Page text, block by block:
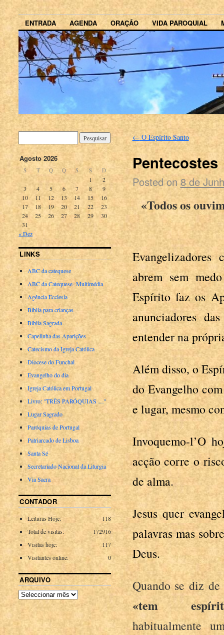
ENTRADA AGENDA ORAÇÃO VIDA PAROQUIAL
←O Espírito Santo
Pentecostes
Posted on 8 de
«Todos os
abrem sem
Espírito faz os
anunciadores
entender na
Além disso, o
do Evangelho
e lugar, mesmo
Invoquemo-l’O
acção corre o
de alma.
Jesus quer
palavras mas
Deus.
Quando se diz
«tem
habitualmente
Agosto 2026
S T Q Q S S D
1
2
3
4 5 6 7 8
9
10
11 12 13 14 15
16
17
18 19 20 21 22
23
24
25 26 27 28 29
30
31
« Dez
LINKS
ABC da catequese
ABC da Catequese- Multimédia
Agência Ecclesia
Bíblia para crianças
Bíblia Sagrada
Capelinha das Aparições
Catecismo da Igreja Católica
Diocese do Funchal
Evangelho do dia
Igreja Católica em Portugal
Livro: "TRÊS PARÓQUIAS …"
Lugar Sagrado
Paróquias de Portugal
Patriarcado de Lisboa
Santa Sé
Secretariado Nacional da Liturgia
Via Sacra
CONTADOR
118
Leituras Hoje:
172916
Total de visitas:
117
Visitas hoje:
0
Visitantes online:
ARQUIVO